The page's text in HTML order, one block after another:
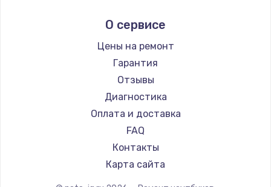
Ремонт ноутбуков Predator
Ремонт ноутбуков iru
Ремонт ноутбуков Machenike
Ремонт ноутбуков DEXP
Ремонт ноутбуков Teclast
Ремонт ноутбуков CHUWI
Ремонт ноутбуков Colorful
Aquarius
Gigabyte
Aorus
Maibenben
Getac
Epson
Philips
LG
Panasonic
О сервисе
Цены на ремонт
Гарантия
Отзывы
Диагностика
Оплата и доставка
FAQ
Контакты
Карта сайта